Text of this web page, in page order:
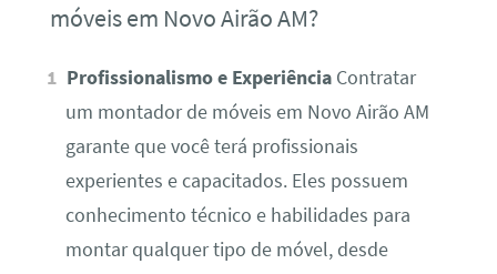
móveis em Novo Airão AM?
Profissionalismo e Experiência Contratar
um montador de móveis em Novo Airão AM
garante que você terá profissionais
experientes e capacitados. Eles possuem
conhecimento técnico e habilidades para
montar qualquer tipo de móvel, desde